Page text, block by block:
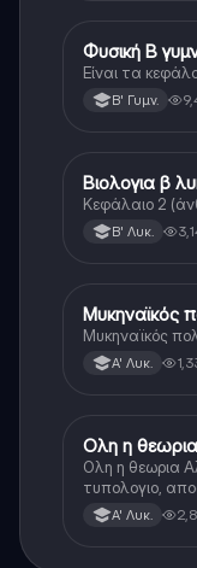
Φυσική
Φυσική Β
Είναι τα
Β' Γυμν.
Βιολογία
Βιολογια β
Κεφάλαιο 2
Β' Λυκ.
Ιστορία
Μυκηναϊκός
Μυκηναϊκός
Α' Λυκ.
Μαθηματικά
Ολη η
Ολη η θεωρια
τυπολογιο,
για το
Α' Λυκ.